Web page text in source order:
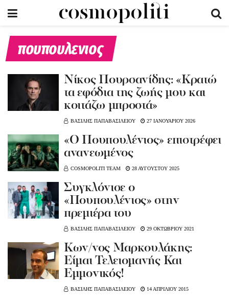
πουπουλενιος
Νίκος Πουρσανίδης: «Κρατώ
τα εφόδια της ζωής μου και
κοιτάζω μπροστά»
ΒΑΣΙΛΗΣ ΠΑΠΑΒΑΣΙΛΕΙΟΥ 27 ΙΑΝΟΥΑΡΙΟΥ 2026
«Ο Πουπουλένιος» επιστρέφει
ανανεωμένος
COSMOPOLITI TEAM 28 ΑΥΓΟΥΣΤΟΥ 2025
Συγκλόνισε ο
«Πουπουλένιος» στην
πρεμιέρα του
ΒΑΣΙΛΗΣ ΠΑΠΑΒΑΣΙΛΕΙΟΥ 29 ΟΚΤΩΒΡΙΟΥ 2021
Kων/νος Μαρκουλάκης:
Είμαι Τελειομανής Και
Εμμονικός!
ΒΑΣΙΛΗΣ ΠΑΠΑΒΑΣΙΛΕΙΟΥ 14 ΑΠΡΙΛΙΟΥ 2015